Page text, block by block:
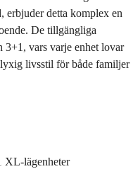
erbjuder detta komplex en
De tillgängliga
3+1, vars varje enhet lovar
livsstil för både familjer
XL-lägenheter